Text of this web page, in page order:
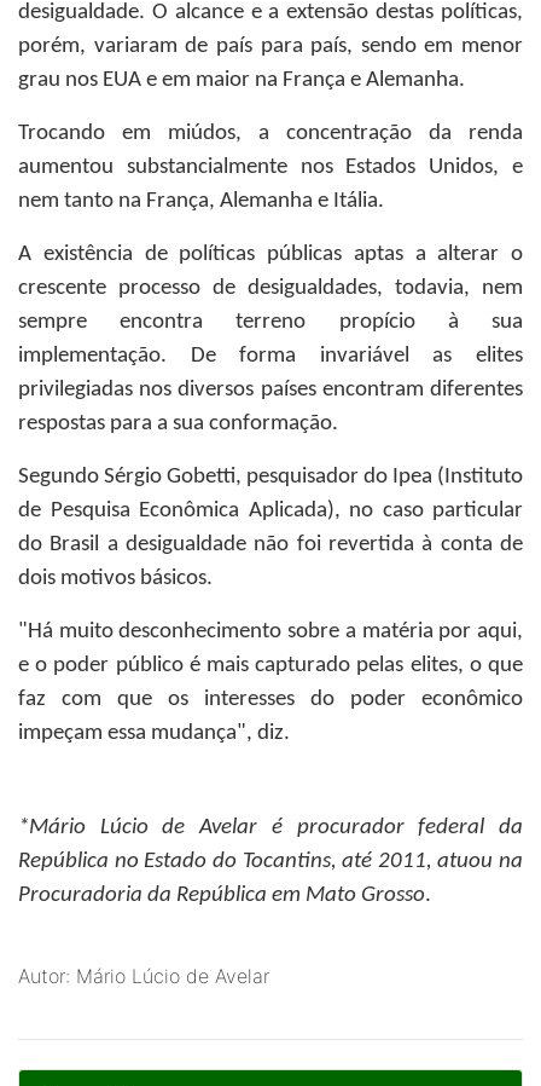
desigualdade. O alcance e a extensão destas políticas,
porém, variaram de país para país, sendo em menor
grau nos EUA e em maior na França e Alemanha.
Trocando em miúdos, a concentração da renda
aumentou substancialmente nos Estados Unidos, e
nem tanto na França, Alemanha e Itália.
A existência de políticas públicas aptas a alterar o
crescente processo de desigualdades, todavia, nem
sempre encontra terreno propício à sua
implementação. De forma invariável as elites
privilegiadas nos diversos países encontram diferentes
respostas para a sua conformação.
Segundo Sérgio Gobetti, pesquisador do Ipea (Instituto
de Pesquisa Econômica Aplicada), no caso particular
do Brasil a desigualdade não foi revertida à conta de
dois motivos básicos.
"Há muito desconhecimento sobre a matéria por aqui,
e o poder público é mais capturado pelas elites, o que
faz com que os interesses do poder econômico
impeçam essa mudança", diz.
*Mário Lúcio de Avelar é procurador federal da
República no Estado do Tocantins, até 2011, atuou na
Procuradoria da República em Mato Grosso.
Autor: Mário Lúcio de Avelar